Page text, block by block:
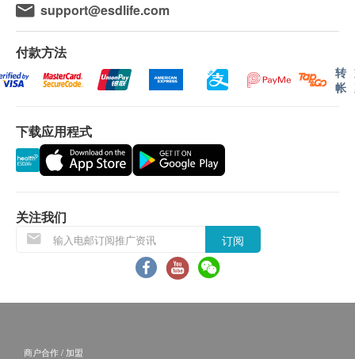
营养重要性和广泛的生理效应,使它在抗衰老、抗焱、
抗氧化和维持大脑健康方面有着神奇功效。 PQQ必须
依靠饮食或补充来满足人体的需要。 NMN与PQQ可
以加强抗衰效果,更好地维持人体年轻化,效用更持久。
芝孢子内活性成份,启动细胞抗氧牌障,守护身体年轻
化,令延缓衰老机制更全面。
有研究发现NMN结合破壁灵芝的抗衰老功效,比单—
效地发挥协同作用,让细胞免受到氧化剂破坏。 继而对
细胞内的DNA形成保护,达致修复DNA的作用。
反式白藜芦醇与NMN
细胞中的NMN利用转化酶NMNAT1,转化为NAD+而超
活易有权拒绝接受该订单，并且会于送货前透过电
话或电邮通知顾客再作安排。
保用：
退换条款：
当顾客收取已订购之货品时，有责任检查货品是否
退换产品必须包装完整，如退换之产品有任何残缺
或过期退回，供应商有权不受理。
如有其他损坏或遗漏查询，顾客必须保留有效收据
正本，并于送货后3个工作天内按下列方式联络 炜
芝有限公司 客户服务部跟进。
查询热线： 5195 0859
support@esdlife.com
付款方法
转
帐
下载应用程式
关注我们
订阅
商户合作 / 加盟